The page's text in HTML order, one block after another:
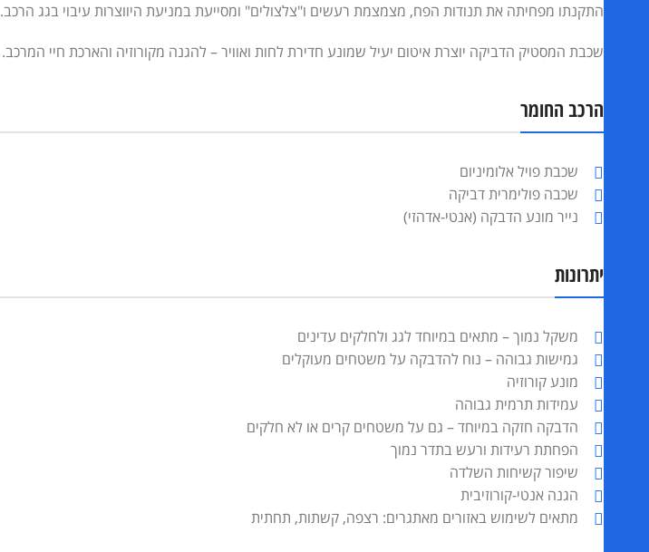
התקנתו מפחיתה את תנודות הפח, מצמצמת רעשים ו"צלצולים" ומסייעת במניעת היווצרות עיבוי בגג הרכב.
שכבת המסטיק הדביקה יוצרת איטום יעיל שמונע חדירת לחות ואוויר – להגנה מקורוזיה והארכת חיי המרכב.
‏הרכב החומר
שכבת פויל אלומיניום
שכבה פולימרית דביקה
נייר מונע הדבקה (אנטי-אדהזי)
‏יתרונות
משקל נמוך – מתאים במיוחד לגג ולחלקים עדינים
גמישות גבוהה – נוח להדבקה על משטחים מעוקלים
מונע קורוזיה
עמידות תרמית גבוהה
הדבקה חזקה במיוחד – גם על משטחים קרים או לא חלקים
הפחתת רעידות ורעש בתדר נמוך
שיפור קשיחות השלדה
הגנה אנטי-קורוזיבית
מתאים לשימוש באזורים מאתגרים: רצפה, קשתות, תחתית